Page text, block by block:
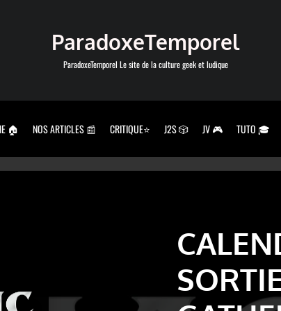
ParadoxeTemporel
ParadoxeTemporel Le site de la culture geek et ludique
🏠 NOS ARTICLES 📰 CRITIQUE⭐ J2S 🎲 JV 🎮 TUTO 🎓